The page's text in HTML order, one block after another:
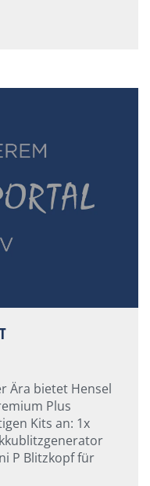
Ära bietet Hensel
Plus
Kits an: 1x
P Blitzkopf für